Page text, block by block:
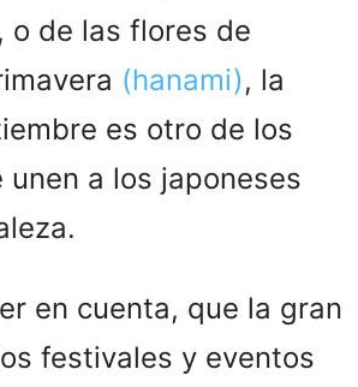
o de las flores de
(hanami), la
es otro de los
unen a los japoneses
en cuenta, que la gran
festivales y eventos